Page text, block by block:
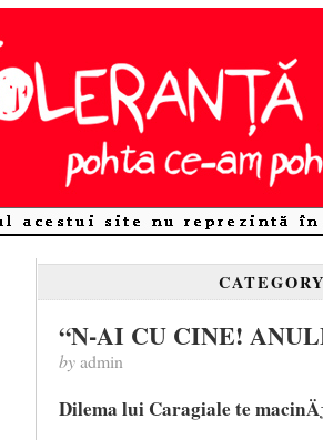
“N-AI CU CINE!
byadmin
Dilema lui Caragiale te